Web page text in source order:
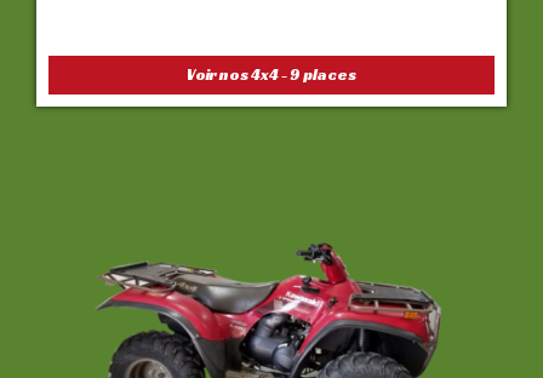
Voir nos 4x4 - 9 places